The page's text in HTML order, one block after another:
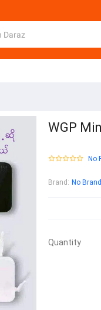
WGP
No
Brand : No Brand
Quantity